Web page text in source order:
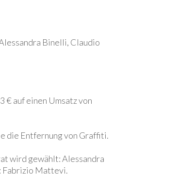
Binelli, Claudio
€ auf einen Umsatz von
die Entfernung von Graffiti.
wird gewählt: Alessandra
Fabrizio Mattevi.